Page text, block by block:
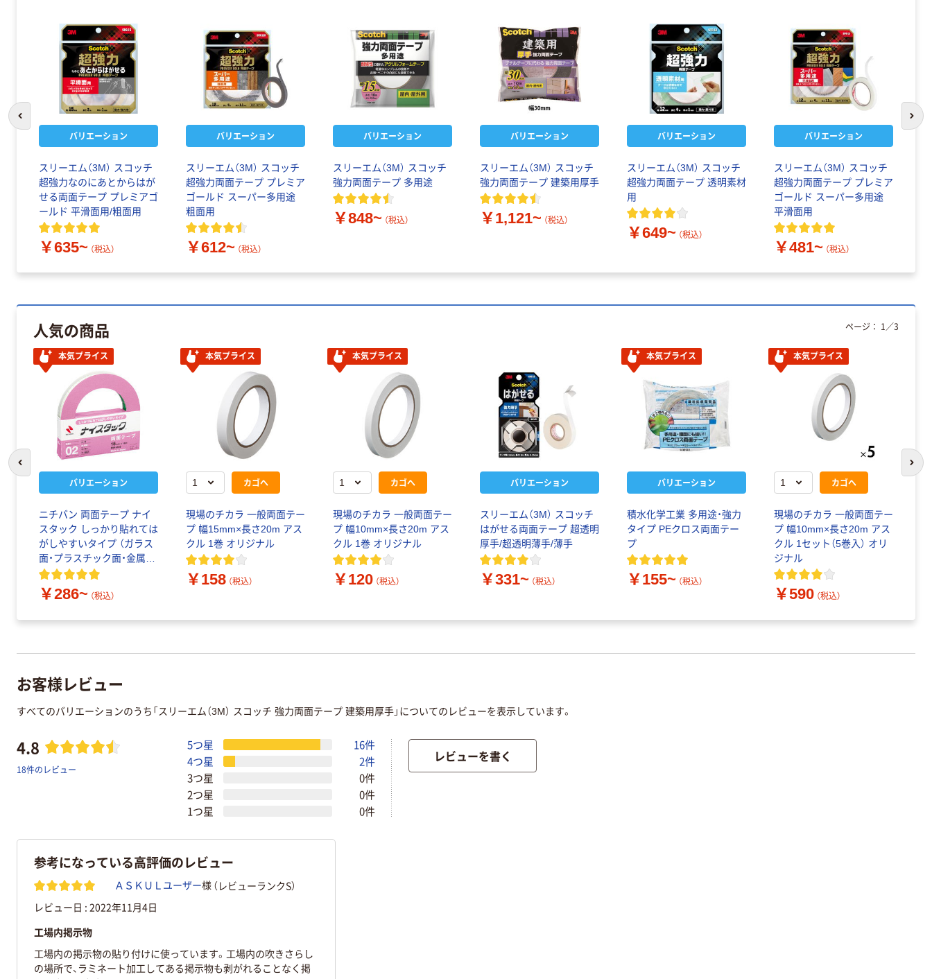
バリエーション
スリーエム（3M） スコッチ
超強力なのにあとからはが
せる両面テープ プレミアゴ
ールド 平滑面用/粗面用
￥635~ （税込）
バリエーション
スリーエム（3M） スコッチ
超強力両面テープ プレミア
ゴールド スーパー多用途
粗面用
￥612~ （税込）
バリエーション
スリーエム（3M） スコッチ
強力両面テープ 多用途
￥848~ （税込）
バリエーション
スリーエム（3M） スコッチ
強力両面テープ 建築用厚手
￥1,121~ （税込）
バリエーション
スリーエム（3M） スコッチ
超強力両面テープ 透明素材
用
￥649~ （税込）
バリエーション
スリーエム（3M） スコッチ
超強力両面テープ プレミア
ゴールド スーパー多用途
平滑面用
￥481~ （税込）
前のスライドへ 次
人気の商品
本気プライス
バリエーション
ニチバン 両面テープ ナイ
スタック しっかり貼れては
がしやすいタイプ （ガラス
面・プラスチック面・金属面
用）
￥286~ （税込）
本気プライス
カゴへ
現場のチカラ 一般両面テー
プ 幅15mm×長さ20m アス
クル 1巻 オリジナル
￥158 （税込）
本気プライス
カゴへ
現場のチカラ 一般両面テー
プ 幅10mm×長さ20m アス
クル 1巻 オリジナル
￥120 （税込）
バリエーション
スリーエム（3M） スコッチ
はがせる両面テープ 超透明
厚手/超透明薄手/薄手
￥331~ （税込）
本気プライス
バリエーション
積水化学工業 多用途・強力
タイプ PEクロス両面テー
プ
￥155~ （税込）
本気プライス
カゴへ
現場のチカラ 一般両面テー
プ 幅10mm×長さ20m アス
クル 1セット（5巻入） オリ
ジナル
￥590 （税込）
ページ： 1 ／3
前のスライドへ 次
お客様レビュー
すべてのバリエーションのうち「スリーエム（3M） スコッチ 強力両面テープ 建築用厚手」についてのレビューを表示しています。
4.8
18件のレビュー
5つ星
16件
4つ星
2件
3つ星
0件
2つ星
0件
1つ星
0件
レビューを書く
参考になっている高評価のレビュー
ＡＳＫＵＬユーザー様 （レビューランクS）
レビュー日 : 2022年11月4日
工場内掲示物
工場内の掲示物の貼り付けに使っています。工場内の吹きさらし
の場所で、ラミネート加工してある掲示物も剥がれることなく掲